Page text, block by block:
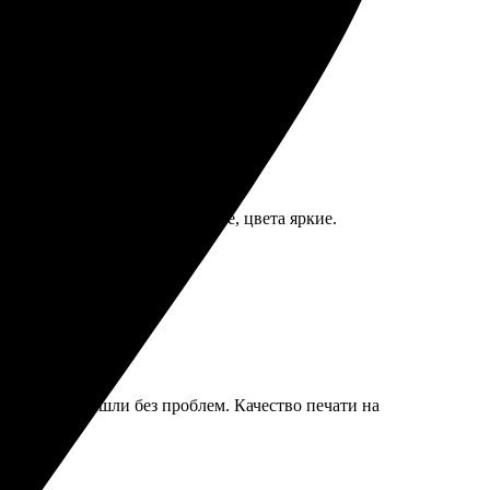
Нервы поизмотали.
конечно сейчас получше, цвета яркие.
прошли без проблем. Качество печати на